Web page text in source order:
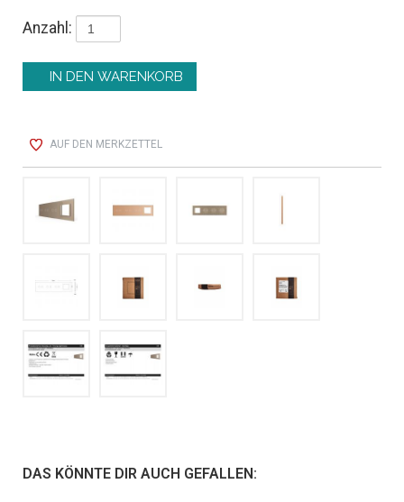
Anzahl:
AUF DEN MERKZETTEL
DAS KÖNNTE DIR AUCH GEFALLEN: